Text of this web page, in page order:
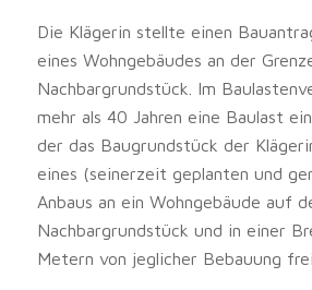
Die Klägerin stellte einen
eines Wohngebäudes an der
Nachbargrundstück. Im
mehr als 40 Jahren eine Baulast
der das Baugrundstück der
eines (seinerzeit geplanten und
Anbaus an ein Wohngebäude auf
Nachbargrundstück und in einer
Metern von jeglicher Bebauung